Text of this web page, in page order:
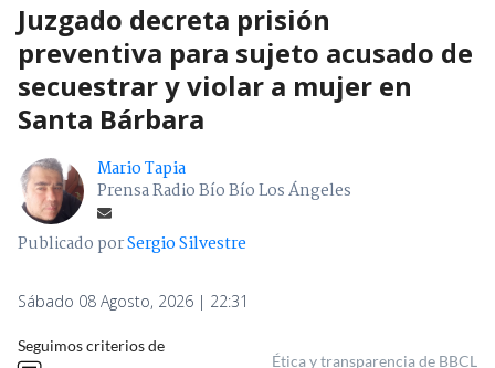
Juzgado decreta prisión
preventiva para sujeto acusado de
secuestrar y violar a mujer en
Santa Bárbara
Mario Tapia
Prensa Radio Bío Bío Los Ángeles
Publicado porSergio Silvestre
Sábado 08 Agosto, 2026 | 22:31
Seguimos criterios de
Ética y transparencia de BBCL